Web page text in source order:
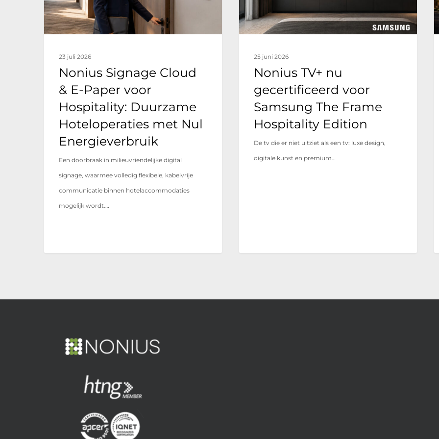
voor
Hospitality:
Hoteloperaties
Energieverbruik
23 juli 2026
Nonius Signage Cloud
& E-Paper voor
Hospitality: Duurzame
Hoteloperaties met Nul
Energieverbruik
Een doorbraak in milieuvriendelijke digital
signage, waarmee volledig flexibele, kabelvrije
communicatie binnen hotelaccommodaties
mogelijk wordt.…
The
Frame
Edition
25 juni 2026
Nonius TV+ nu
gecertificeerd voor
Samsung The Frame
Hospitality Edition
De tv die er niet uitziet als een tv: luxe design,
digitale kunst en premium…